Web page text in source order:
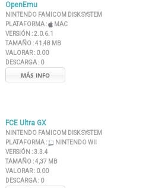
OpenEmu
NINTENDO FAMICOM DISK SYSTEM
PLATAFORMA :
MAC
VERSIÓN :2.0.6.1
TAMAÑO :41,48 MB
VALORAR : 0.00
DESCARGA : 0
MÁS INFO
FCE Ultra GX
NINTENDO FAMICOM DISK SYSTEM
PLATAFORMA :
NINTENDO WII
VERSIÓN :3.3.4
TAMAÑO :4,37 MB
VALORAR : 0.00
DESCARGA : 0